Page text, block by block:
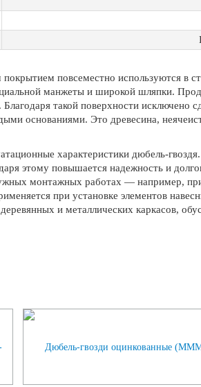
повсеместно используются в
манжеты и широкой шляпки.
такой поверхности исключено
основаниями. Это древесина,
характеристики дюбель-
этому повышается надежность и
монтажных работах — например,
при установке элементов
и металлических каркасов,